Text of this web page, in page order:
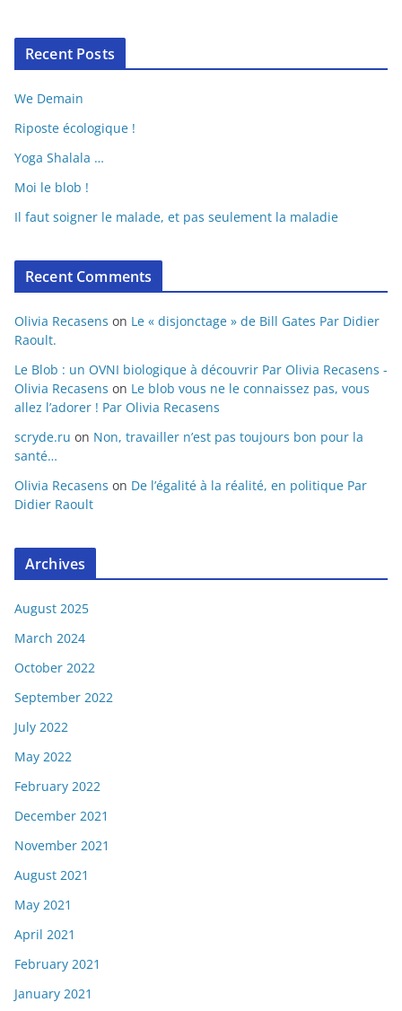
Recent Posts
We Demain
Riposte écologique !
Yoga Shalala …
Moi le blob !
Il faut soigner le malade, et pas seulement la maladie
Recent Comments
Olivia Recasens on Le « disjonctage » de Bill Gates Par Didier
Raoult.
Le Blob : un OVNI biologique à découvrir Par Olivia Recasens -
Olivia Recasens on Le blob vous ne le connaissez pas, vous
allez l’adorer ! Par Olivia Recasens
scryde.ru on Non, travailler n’est pas toujours bon pour la
santé…
Olivia Recasens on De l’égalité à la réalité, en politique Par
Didier Raoult
Archives
August 2025
March 2024
October 2022
September 2022
July 2022
May 2022
February 2022
December 2021
November 2021
August 2021
May 2021
April 2021
February 2021
January 2021